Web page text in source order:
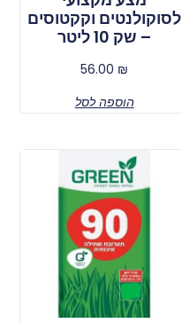
לסוקולנטים וקקטוסים
– שק 10 ליטר
56.00 ₪
הוספה לסל